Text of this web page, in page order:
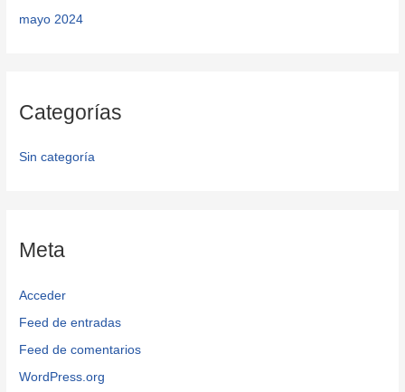
mayo 2024
Categorías
Sin categoría
Meta
Acceder
Feed de entradas
Feed de comentarios
WordPress.org